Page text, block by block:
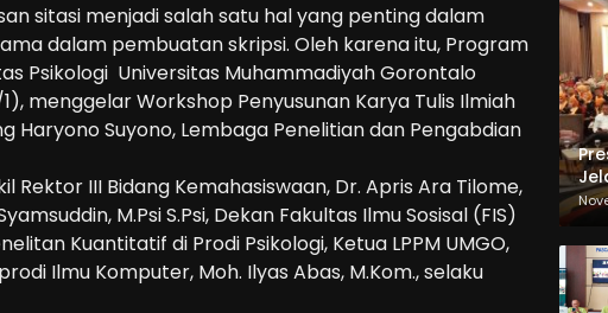
sitasi menjadi salah satu hal yang penting dalam
dalam pembuatan skripsi. Oleh karena itu, Program
Psikologi Universitas Muhammadiyah Gorontalo
menggelar Workshop Penyusunan Karya Tulis Ilmiah
Haryono Suyono, Lembaga Penelitian dan Pengabdian
Rektor III Bidang Kemahasiswaan, Dr. Apris Ara Tilome,
M.Psi S.Psi, Dekan Fakultas Ilmu Sosisal (FIS)
Kuantitatif di Prodi Psikologi, Ketua LPPM UMGO,
Ilmu Komputer, Moh. Ilyas Abas, M.Kom., selaku